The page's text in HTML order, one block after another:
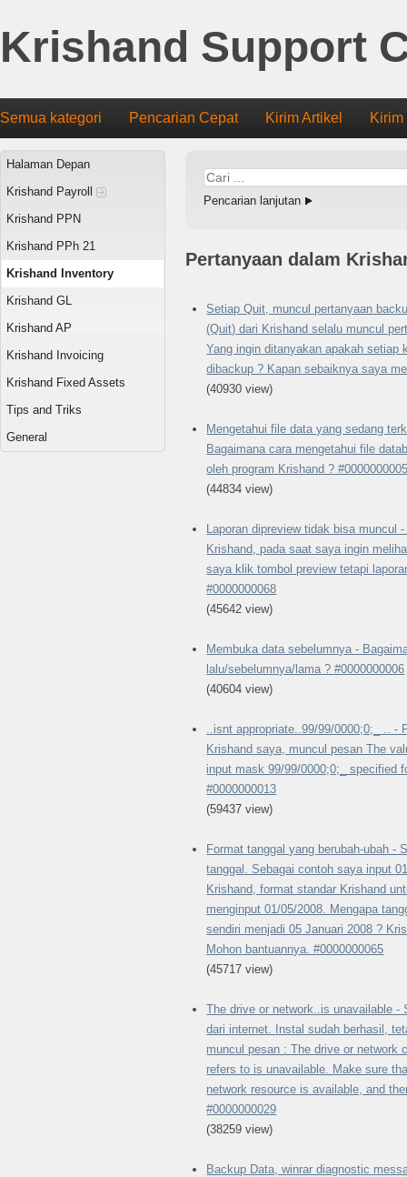
Krishand Support
Semua kategori Pencarian Cepat Kirim Artikel
Halaman Depan
Krishand Payroll
Krishand PPN
Krishand PPh 21
Krishand Inventory
Krishand GL
Krishand AP
Krishand Invoicing
Krishand Fixed Assets
Tips and Triks
General
Pencarian lanjutan
Pertanyaan dalam
Setiap Quit, muncul pertanyaan
(Quit) dari Krishand selalu muncul
Yang ingin ditanyakan apakah setiap
dibackup ? Kapan sebaiknya saya
(40930 view)
Mengetahui file data yang sedang
Bagaimana cara mengetahui file
oleh program Krishand ?
(44834 view)
Laporan dipreview tidak bisa muncul
Krishand, pada saat saya ingin
saya klik tombol preview tetapi
#0000000068
(45642 view)
Membuka data sebelumnya -
lalu/sebelumnya/lama ? #0000000006
(40604 view)
..isnt appropriate..99/99/0000;0;_ ..
Krishand saya, muncul pesan The
input mask 99/99/0000;0;_ specified
#0000000013
(59437 view)
Format tanggal yang berubah-ubah -
tanggal. Sebagai contoh saya input
Krishand, format standar Krishand
menginput 01/05/2008. Mengapa
sendiri menjadi 05 Januari 2008 ?
Mohon bantuannya. #0000000065
(45717 view)
The drive or network..is unavailable -
dari internet. Instal sudah berhasil,
muncul pesan : The drive or
refers to is unavailable. Make sure
network resource is available, and
#0000000029
(38259 view)
Backup Data, winrar diagnostic